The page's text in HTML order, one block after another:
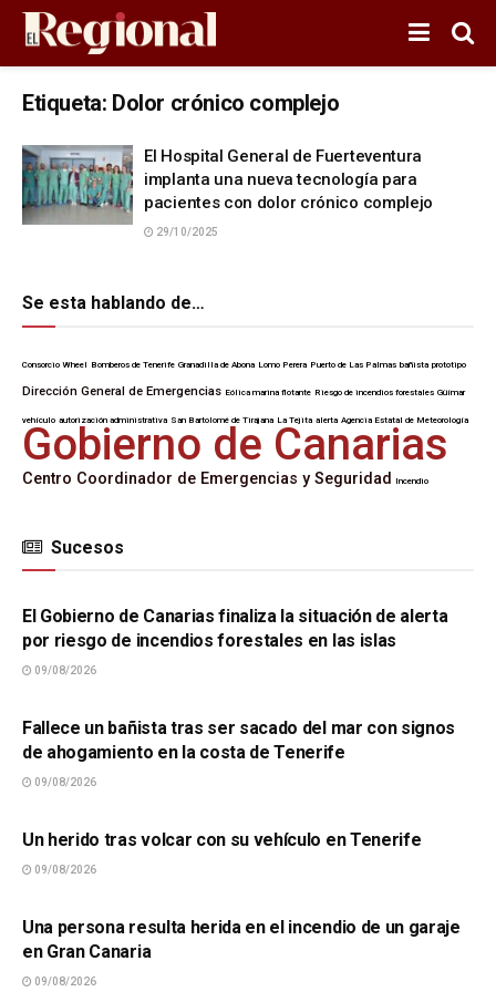
Etiqueta: Dolor crónico complejo
El Hospital General de Fuerteventura
implanta una nueva tecnología para
pacientes con dolor crónico complejo
29/10/2025
Se esta hablando de…
Consorcio Wheel Bomberos de Tenerife Granadilla de Abona Lomo Perera Puerto de Las Palmas bañista prototipo
Dirección General de Emergencias Eólica marina flotante Riesgo de incendios forestales Güímar
vehículo autorización administrativa San Bartolomé de Tirajana La Tejita alerta Agencia Estatal de Meteorología
Gobierno de Canarias
Centro Coordinador de Emergencias y Seguridad Incendio
Sucesos
SUCESOS
El Gobierno de Canarias finaliza la situación de alerta
por riesgo de incendios forestales en las islas
09/08/2026
Fallece un bañista tras ser sacado del mar con signos
de ahogamiento en la costa de Tenerife
09/08/2026
Un herido tras volcar con su vehículo en Tenerife
09/08/2026
Una persona resulta herida en el incendio de un garaje
en Gran Canaria
09/08/2026